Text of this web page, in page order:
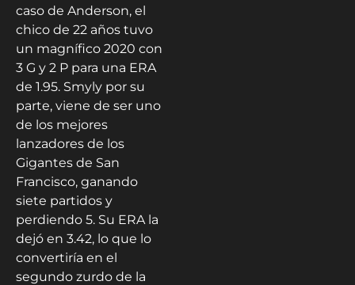
caso de Anderson, el
chico de 22 años tuvo
un magnífico 2020 con
3 G y 2 P para una ERA
de 1.95. Smyly por su
parte, viene de ser uno
de los mejores
lanzadores de los
Gigantes de San
Francisco, ganando
siete partidos y
perdiendo 5. Su ERA la
dejó en 3.42, lo que lo
convertiría en el
segundo zurdo de la